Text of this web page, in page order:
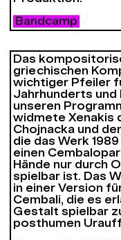
Bandcamp
Das
griechischen
wichtiger Pfeiler
Jahrhunderts und
unseren
widmete Xenakis
Chojnacka und
die das Werk
einen
Hände nur durch
spielbar ist. Das
in einer Version
Cembali, die es
Gestalt spielbar
posthumen